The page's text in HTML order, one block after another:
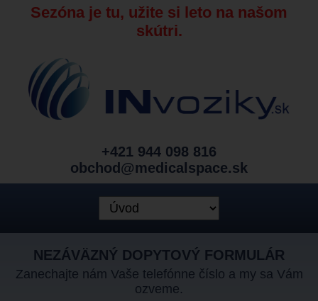
Sezóna je tu, užite si leto na našom
skútri.
+421 944 098 816
obchod@medicalspace.sk
NEZÁVÄZNÝ DOPYTOVÝ FORMULÁR
Zanechajte nám Vaše telefónne číslo a my sa Vám
ozveme.